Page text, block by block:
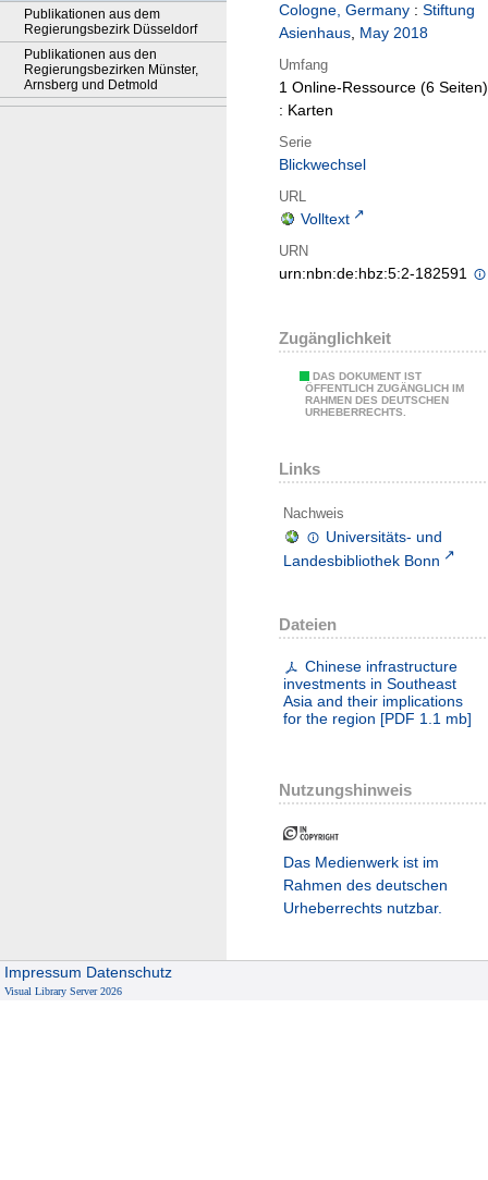
Publikationen aus dem
Regierungsbezirk Düsseldorf
Publikationen aus den
Regierungsbezirken Münster,
Arnsberg und Detmold
Cologne, Germany : Stiftung
Asienhaus, May 2018
Umfang
1 Online-Ressource (6 Seiten)
: Karten
Serie
Blickwechsel
URL
Volltext
URN
urn:nbn:de:hbz:5:2-182591
Zugänglichkeit
DAS DOKUMENT IST
ÖFFENTLICH ZUGÄNGLICH IM
RAHMEN DES DEUTSCHEN
URHEBERRECHTS.
Links
Nachweis
Universitäts- und
Landesbibliothek Bonn
Dateien
Chinese infrastructure
investments in Southeast
Asia and their implications
for the region [PDF 1.1 mb]
Nutzungshinweis
Das Medienwerk ist im
Rahmen des deutschen
Urheberrechts nutzbar.
Impressum Datenschutz
Visual Library Server 2026